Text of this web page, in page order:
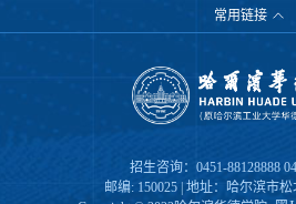
常用链接
招生咨询：0451-88128888
邮编: 150025 | 地址：哈尔滨市